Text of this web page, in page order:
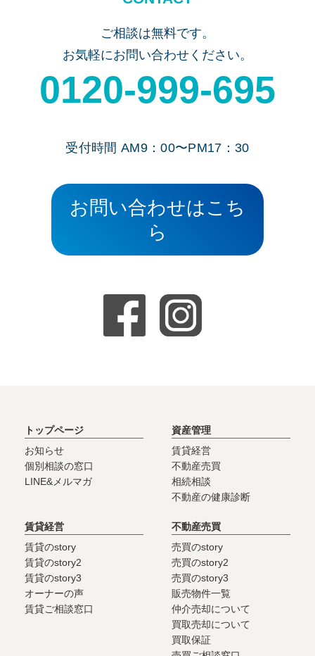
ご相談は無料です。
お気軽にお問い合わせください。
0120-999-695
受付時間 AM9：00〜PM17：30
お問い合わせはこち
ら
トップページ
お知らせ
個別相談の窓口
LINE&メルマガ
資産管理
賃貸経営
不動産売買
相続相談
不動産の健康診断
賃貸経営
賃貸のstory
賃貸のstory2
賃貸のstory3
オーナーの声
賃貸ご相談窓口
不動産売買
売買のstory
売買のstory2
売買のstory3
販売物件一覧
仲介売却について
買取売却について
買取保証